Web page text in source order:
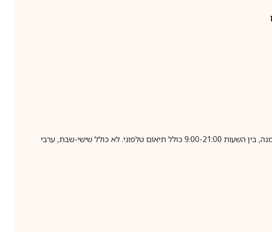
בביצוע הזמנה עד השעה 10:00 בימים א-ה, קבלת המשלוח תבוצע עד חמישה ימי עסקים מיום שלאחר ביצוע ההזמנה, בין השעות 9:00-21:00 כולל תיאום טלפוני. לא כולל שישי-שבת, ערבי